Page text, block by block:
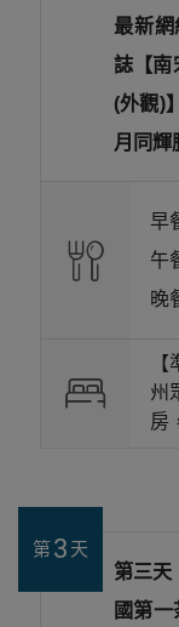
最新
誌【南
(外觀)
月同
早
午
晚
州
房
第3 天
第三天
國第